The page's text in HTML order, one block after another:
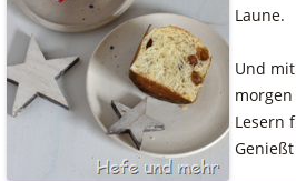
Laune.
Und
Lesern